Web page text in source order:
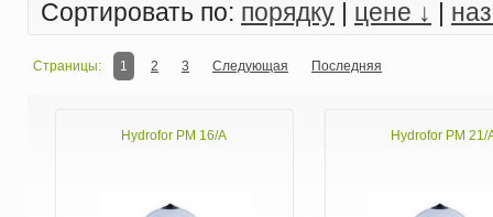
Сортировать по: порядку | цене ↓ |
Страницы: 1 2 3 Следующая Последняя
Hydrofor PM 16/A Hydrofor PM 21/